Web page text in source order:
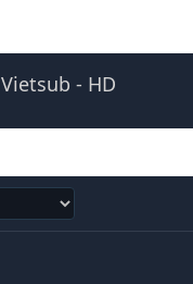
Watch Nguyện Ước Vietsub - HD